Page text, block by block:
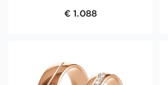
€ 1.088